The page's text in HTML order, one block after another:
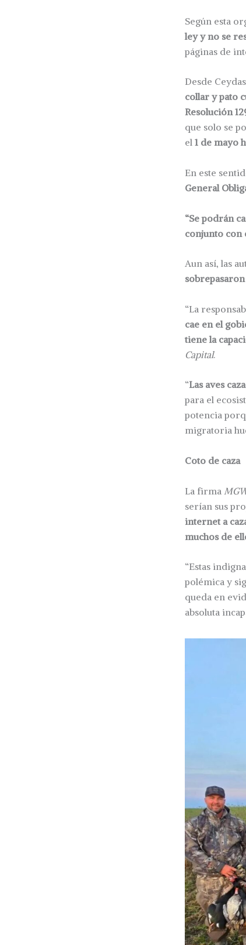
Según esta
ley y no se
páginas de
Desde
collar y pato
Resolución
que solo se
el 1 de mayo
En este
General
“Se podrán
conjunto con
Aun así, las
“La
cae en el
tiene la
Capital.
“Las aves
para el
potencia
migratoria
Coto de caza
La firma
serían sus
internet a
muchos de
“Estas
polémica y
queda en
absoluta